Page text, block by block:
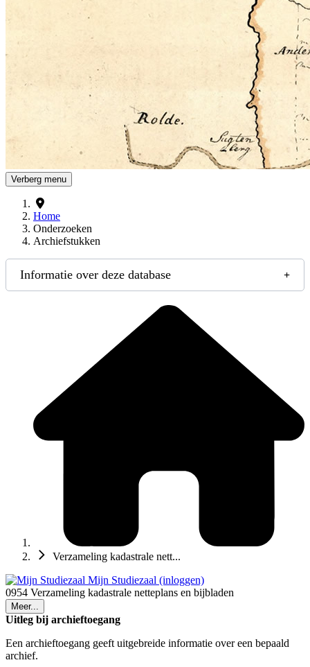
Verberg menu
Home
Onderzoeken
Archiefstukken
Informatie over deze database
Verzameling kadastrale nett...
Mijn Studiezaal (inloggen)
0954 Verzameling kadastrale netteplans en bijbladen
Meer...
Uitleg bij archieftoegang
Een archieftoegang geeft uitgebreide informatie over een bepaald
archief.